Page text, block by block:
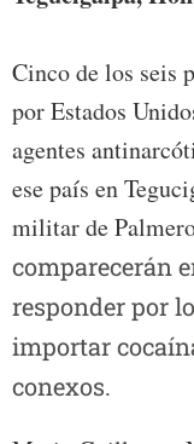
Cinco de los seis
por Estados
agentes
ese país en
militar de
comparecerán
responder por
importar
conexos.